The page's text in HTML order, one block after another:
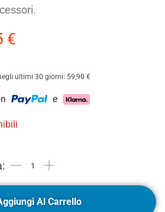
€
ultimi 30 giorni: 59,90 €
e
Al Carrello